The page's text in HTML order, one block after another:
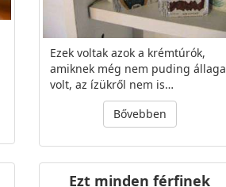
Ezek voltak azok a krémtúrók,
amiknek még nem puding állaga
volt, az ízükről nem is…
Bővebben
Ezt minden férfinek